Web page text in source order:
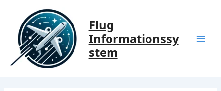
springen
Flug
Informationssy
stem